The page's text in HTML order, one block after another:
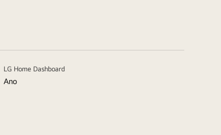
LG Home Dashboard
Ano